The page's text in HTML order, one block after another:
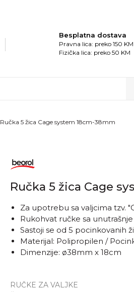
Besplatna dostava
Pravna lica: preko 150 KM
Fizička lica: preko 50 KM
Ručka 5 žica Cage system 18cm-38mm
Ručka 5 žica Cage
RUČKE ZA VALJKE
Za upotrebu sa valjcima tzv.
Rukohvat ručke sa
Sastoji se od 5 pocinkovanih
Materijal: Polipropilen /
Dimenzije: ø38mm x 18cm